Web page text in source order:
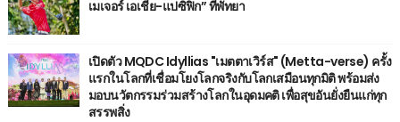
เมเจอร์ เอเชีย-แปซิฟิก” ที่พัทยา
เปิดตัว MQDC Idyllias "เมตตาเวิร์ส" (Metta-verse) ครั้ง
แรกในโลกที่เชื่อมโยงโลกจริงกับโลกเสมือนทุกมิติ พร้อมส่ง
มอบนวัตกรรมร่วมสร้างโลกในอุดมคติ เพื่อสุขอันยั่งยืนแก่ทุก
สรรพสิ่ง